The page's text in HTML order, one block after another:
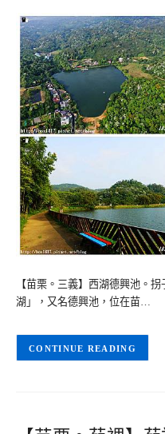
【苗栗。三義】西湖德興池。
湖」，又名德興池，位在苗…
CONTINUE READING